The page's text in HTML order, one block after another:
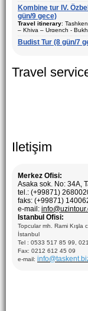
Sezon: Yil boyunca
Konaklama: tek ve iki
Açiklama:Özbekistan
bölgesi arkeolojik
Hareket şekli: Karayolu
Ziyaret edilecek
Margilan – Riştan –
Buhara (2) – Gijduvan –
Konaklama
: tek ve iki
Kombine tur IV.
gün/9 gece)
Travel itinerary:
– Khiva – Urgench -
Budist Tur (8 gün/7
Travel
Iletişim
Merkez Ofisi:
Asaka sok. No: 34A,
tel.: (+99871)
faks: (+99871)
e-mail:
Istanbul Ofisi:
Topcular mh. Rami Kışla
İstanbul
Tel : 0533 517 85 99,
Fax: 0212 612 45 09
e-mail: